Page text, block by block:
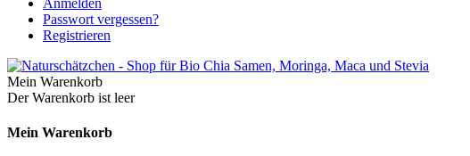
Anmelden
Passwort vergessen?
Registrieren
Mein Warenkorb
Der Warenkorb ist leer
Mein Warenkorb